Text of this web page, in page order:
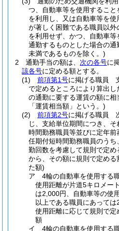
つ、自動車等を使用すること
を利用し、又は自動車等を
が著しく困難である職員以
を利用せず、かつ、自動車
通勤するものとした場合の
未満であるものを除く。)
2
通勤手当の額は、 次の各号に
該各号に定める額とする。
(1)
前項第1号に掲げる職員
で定めるところにより算出
の通勤に要する運賃の額に相
「運賃相当額」という。)
(2)
前項第2号に掲げる職員
じ、支給単位期間につき、
時間勤務職員等並びに定年
任期付短時間勤務職員のう
勤回数を考慮して規則で定
から、その額に規則で定め
た額)
ア
4輪の自動車を使用する
使用距離が片道5キロメー
は2,000円、自動車等の使
以上である職員にあって
使用距離に応じて規則で
額
イ
4輪の自動車を使用する